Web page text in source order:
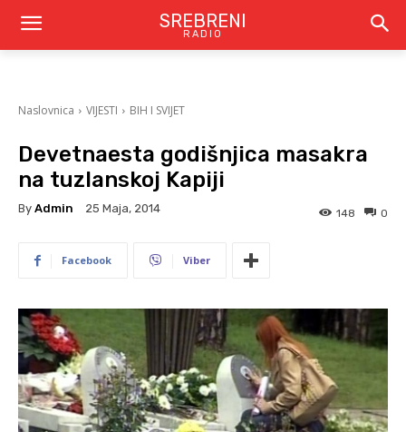
SREBRENI
RADIO
Naslovnica VIJESTI BIH I SVIJET
Devetnaesta godišnjica masakra
na tuzlanskoj Kapiji
By Admin 25 Maja, 2014 0
148
Facebook Viber